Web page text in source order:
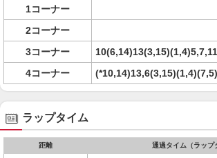
1コーナー
2コーナー
3コーナー
4コーナー
ラップタイム
距離 通過タイム（ラップ